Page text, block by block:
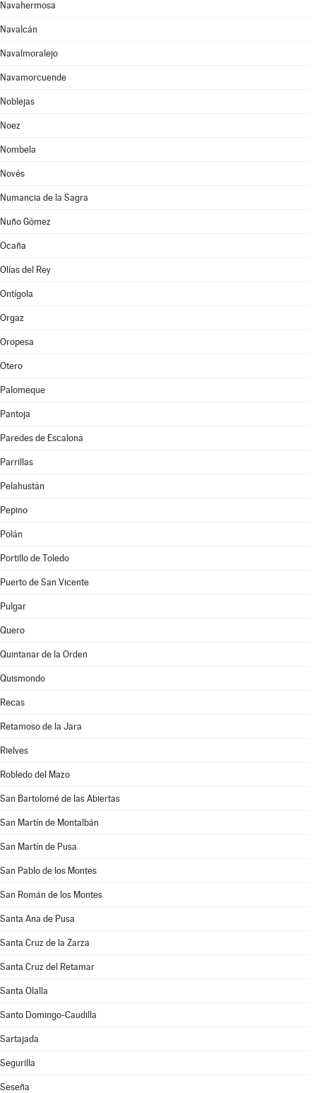
Navahermosa
Navalcán
Navalmoralejo
Navamorcuende
Noblejas
Noez
Nombela
Novés
Numancia de la Sagra
Nuño Gómez
Ocaña
Olías del Rey
Ontígola
Orgaz
Oropesa
Otero
Palomeque
Pantoja
Paredes de Escalona
Parrillas
Pelahustán
Pepino
Polán
Portillo de Toledo
Puerto de San Vicente
Pulgar
Quero
Quintanar de la Orden
Quismondo
Recas
Retamoso de la Jara
Rielves
Robledo del Mazo
San Bartolomé de las Abiertas
San Martín de Montalbán
San Martín de Pusa
San Pablo de los Montes
San Román de los Montes
Santa Ana de Pusa
Santa Cruz de la Zarza
Santa Cruz del Retamar
Santa Olalla
Santo Domingo-Caudilla
Sartajada
Segurilla
Seseña